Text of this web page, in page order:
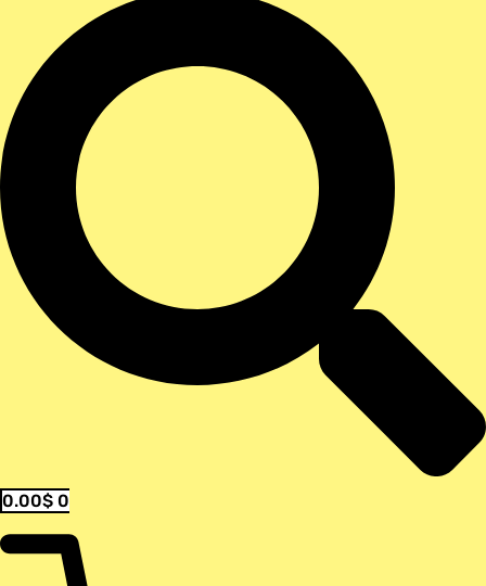
0.00$ 0